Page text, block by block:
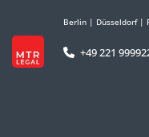
Berlin | Düsseldorf|
+49 221